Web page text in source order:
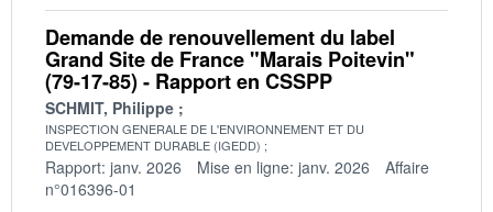
Demande de renouvellement du label
Grand Site de France "Marais Poitevin"
(79-17-85) - Rapport en CSSPP
SCHMIT, Philippe
INSPECTION GENERALE DE L'ENVIRONNEMENT ET DU
DEVELOPPEMENT DURABLE (IGEDD)
Rapport: janv. 2026 Mise en ligne: janv. 2026
Affaire
n°016396-01